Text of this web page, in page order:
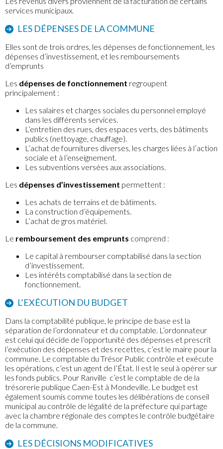
services municipaux.
LES DÉPENSES DE LA COMMUNE
Elles sont de trois ordres, les dépenses de fonctionnement, les
dépenses d’investissement, et les remboursements
d’emprunts
Les dépenses de fonctionnement regroupent
principalement :
Les salaires et charges sociales du personnel employé
dans les différents services.
L’entretien des rues, des espaces verts, des bâtiments
publics (nettoyage, chauffage).
L’achat de fournitures diverses, les charges liées à l’action
sociale et à l’enseignement.
Les subventions versées aux associations.
Les dépenses d’investissement permettent :
Les achats de terrains et de bâtiments.
La construction d’équipements.
L’achat de gros matériel.
Le remboursement des emprunts comprend :
Le capital à rembourser comptabilisé dans la section
d’investissement.
Les intérêts comptabilisé dans la section de
fonctionnement.
L’EXÉCUTION DU BUDGET
Dans la comptabilité publique, le principe de base est la
séparation de l’ordonnateur et du comptable. L’ordonnateur
est celui qui décide de l’opportunité des dépenses et prescrit
l’exécution des dépenses et des recettes, c’est le maire pour la
commune. Le comptable du Trésor Public contrôle et exécute
les opérations, c’est un agent de l’État. Il est le seul à opérer sur
les fonds publics. Pour Ranville c’est le comptable de de la
trésorerie publique Caen-Est à Mondeville. Le budget est
également soumis comme toutes les délibérations de conseil
municipal au contrôle de légalité de la préfecture qui partage
avec la chambre régionale des comptes le contrôle budgétaire
de la commune.
LES DÉCISIONS MODIFICATIVES